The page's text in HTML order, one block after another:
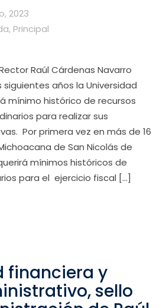
2023
, Principal
Raúl Cárdenas Navarro
años la Universidad
mínimo histórico de recursos
para realizar sus
Por primera vez en más de 16
de San Nicolás de
mínimos históricos de
para el ejercicio fiscal […]
financiera y
sello